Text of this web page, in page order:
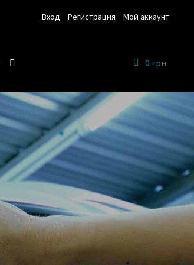
Вход Регистрация Мой аккаунт
0 грн